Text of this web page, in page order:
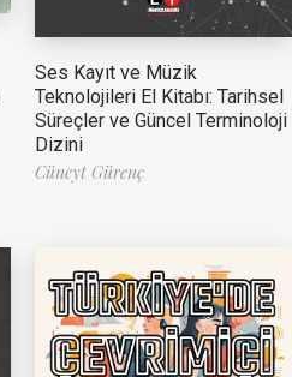
Ses Kayıt ve Müzik
Teknolojileri El Kitabı: Tarihsel
Süreçler ve Güncel Terminoloji
Dizini
Cüneyt Gürenç